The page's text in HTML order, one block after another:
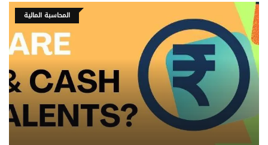
المشكلات ومراقبة كيفية حلها من زملاءك او من مديرك المباشر ومن
هنا تأتي خبراتك التي تؤهلك للعمل في كبرى الشركات . * الإندماج
السريع ” التكييف السريع “ المعرفة الجيدة باللغة الإنجليزية الكثير منا
يقول ما فائدة اللغة خاصة في بلادنا العربية ، شخصياً انا قابلت في
شركة من الشركات العالمية في مجال السيارات ولم أقبل في ذلك
الوقت لعدم معرفتي باللغة الإنجليزية معرفة تامة ، فيجب عليك أخي
المحاسب إن إردت العمل في كبرى الشركات ولا تكتفي فقط أن تعمل
في مؤسسات أو شركات صغيرة بل ومتناهية الصغير يجب عليك أن
المحاسبة المالية